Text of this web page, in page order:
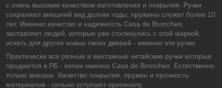
с очень высоким качеством изготовления и покрытия. Ручки
сохраняют внешний вид долгие годы, пружины служат более 10
лет. Именно качество и надежность Casa de Bronches,
заставляет людей, которые уже столкнулись с этой маркой,
искать для других новых своих дверей - именно эти ручки.
Практически все резные и винтажные китайские ручки которые
продаются в РБ - копии именно Casa de Bronches. Естественно
только внешне. Качество покрытия, пружин и прочность
материалов - сильно уступают оригиналу.